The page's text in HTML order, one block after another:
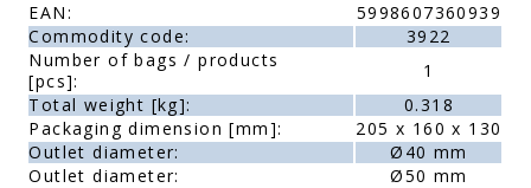
EAN:
5998607360939
Commodity code:
3922
Number of bags / products
[pcs]:
1
Total weight [kg]:
0.318
Packaging dimension [mm]:
205 x 160 x 130
Outlet diameter:
Ø40 mm
Outlet diameter:
Ø50 mm